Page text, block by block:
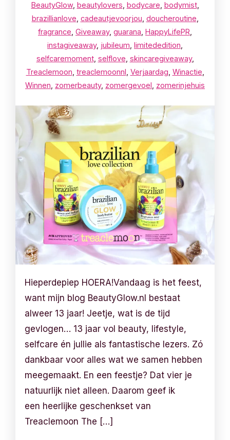
BeautyGlow, beautylovers bodycare bodymist,
brazillianlove cadeautjevoorjou doucheroutine
fragrance Giveaway, guarana HappyLifePR
instagiveaway, jubileum limitededition
selfcaremoment, selflove skincaregiveaway,
Treaclemoon treaclemoonnl Verjaardag Winactie
Winnen zomerbeauty, zomergevoel zomerinjehuis
Hieperdepiep HOERA!Vandaag is het feest,
want mijn blog BeautyGlow.nl bestaat
alweer 13 jaar! Jeetje, wat is de tijd
gevlogen… 13 jaar vol beauty, lifestyle,
selfcare én jullie als fantastische lezers. Zó
dankbaar voor alles wat we samen hebben
meegemaakt. En een feestje? Dat vier je
natuurlijk niet alleen. Daarom geef ik
een heerlijke geschenkset van
Treaclemoon The […]